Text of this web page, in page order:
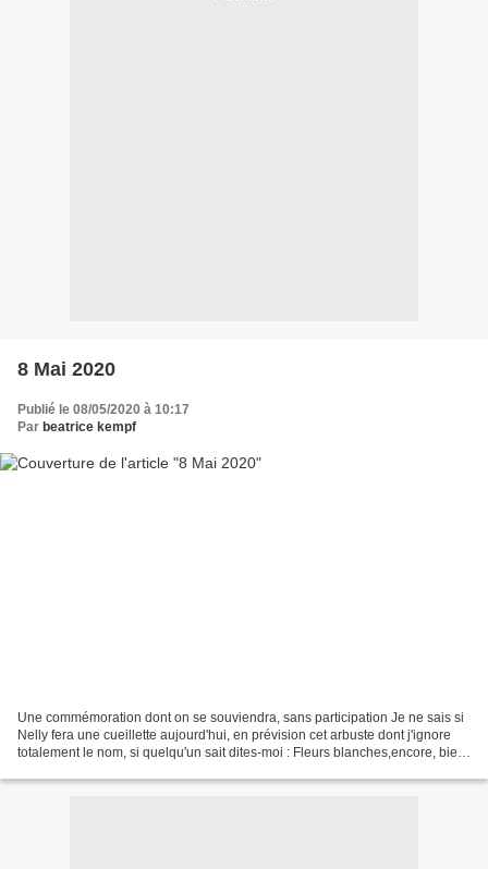
8 Mai 2020
Publié le 08/05/2020 à 10:17
Par beatrice kempf
Une commémoration dont on se souviendra, sans participation Je ne sais si
Nelly fera une cueillette aujourd'hui, en prévision cet arbuste dont j'ignore
totalement le nom, si quelqu'un sait dites-moi : Fleurs blanches,encore, bien